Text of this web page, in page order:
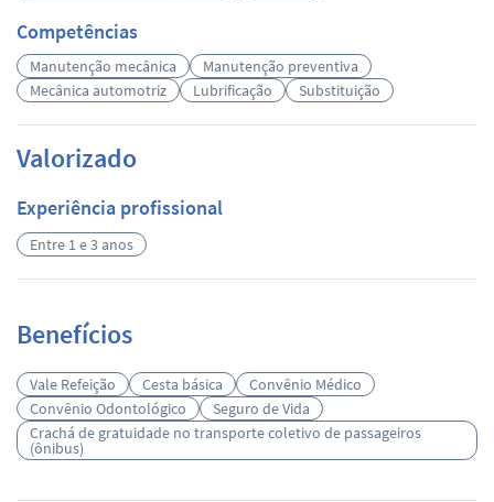
Competências
Manutenção mecânica
Manutenção preventiva
Mecânica automotriz
Lubrificação Substituição
Valorizado
Experiência profissional
Entre 1 e 3 anos
Benefícios
Vale Refeição Cesta básica
Convênio Médico
Convênio Odontológico
Seguro de Vida
Crachá de gratuidade no transporte coletivo de passageiros
(ônibus)